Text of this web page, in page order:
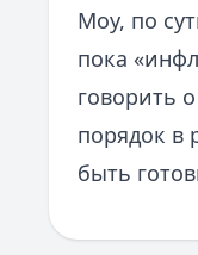
Моу, по
пока
говорить
порядок в
быть